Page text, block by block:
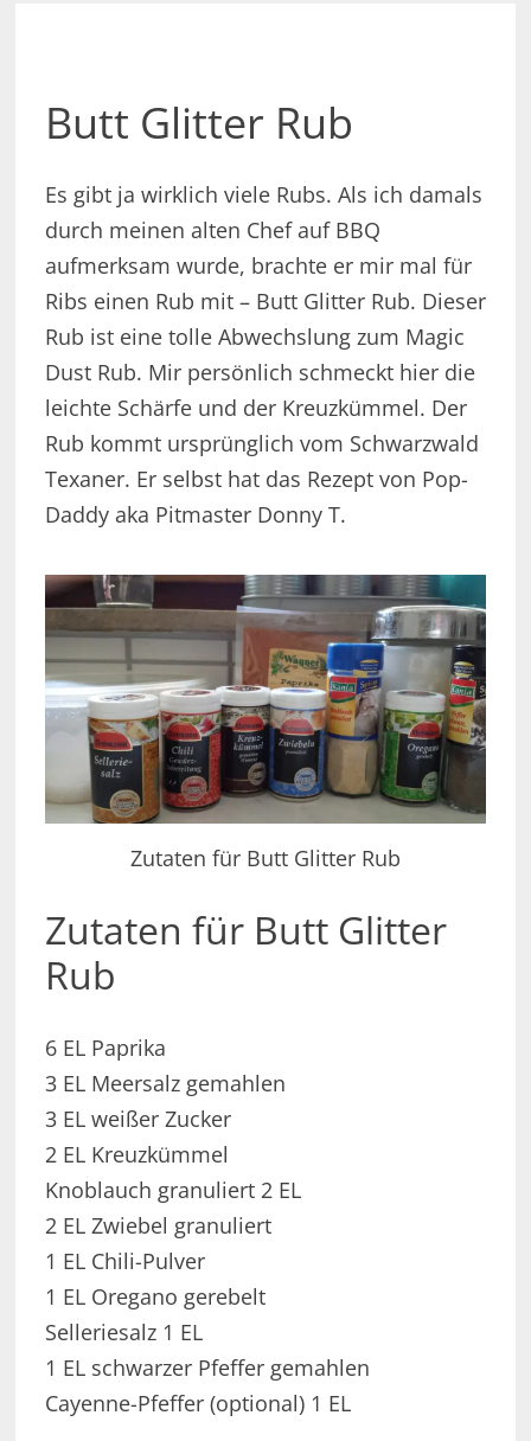
Butt Glitter Rub
Es gibt ja wirklich viele Rubs. Als ich damals
durch meinen alten Chef auf BBQ
aufmerksam wurde, brachte er mir mal für
Ribs einen Rub mit – Butt Glitter Rub. Dieser
Rub ist eine tolle Abwechslung zum Magic
Dust Rub. Mir persönlich schmeckt hier die
leichte Schärfe und der Kreuzkümmel. Der
Rub kommt ursprünglich vom Schwarzwald
Texaner. Er selbst hat das Rezept von Pop-
Daddy aka Pitmaster Donny T.
Zutaten für Butt Glitter Rub
Zutaten für Butt Glitter
Rub
6 EL Paprika
3 EL Meersalz gemahlen
3 EL weißer Zucker
2 EL Kreuzkümmel
Knoblauch granuliert 2 EL
2 EL Zwiebel granuliert
1 EL Chili-Pulver
1 EL Oregano gerebelt
Selleriesalz 1 EL
1 EL schwarzer Pfeffer gemahlen
Cayenne-Pfeffer (optional) 1 EL